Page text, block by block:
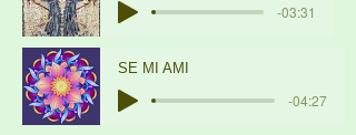
-03:31
SE MI AMI
-04:27